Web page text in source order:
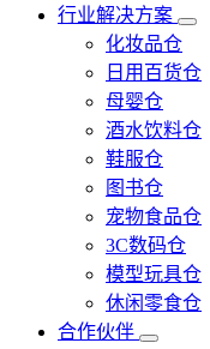
行业解决方案
化妆品仓
日用百货仓
母婴仓
酒水饮料仓
鞋服仓
图书仓
宠物食品仓
3C数码仓
模型玩具仓
休闲零食仓
合作伙伴